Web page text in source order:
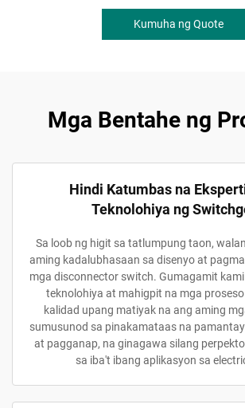
Kumuha ng Quote
Mga Bentahe ng
Hindi Katumbas na
Teknolohiya ng
Sa loob ng higit sa tatlumpung taon,
aming kadalubhasaan sa disenyo at
mga disconnector switch. Gumagamit
teknolohiya at mahigpit na mga
kalidad upang matiyak na ang aming
sumusunod sa pinakamataas na
at pagganap, na ginagawa silang
sa iba't ibang aplikasyon sa